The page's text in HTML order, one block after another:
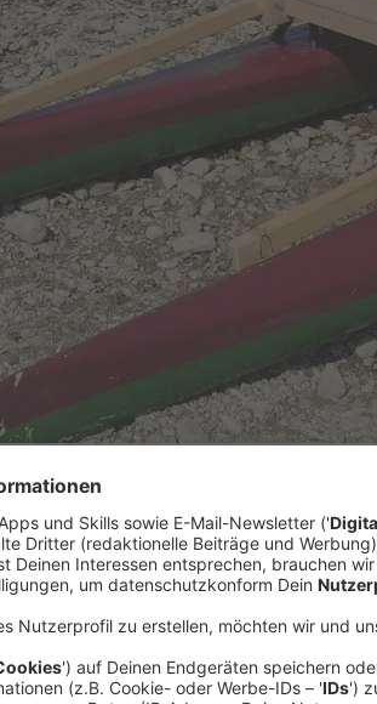
auf der Donau von Passau an der
gefahren. Es war eine Aktion
aufzeigen, wieviel Dreck an unseren